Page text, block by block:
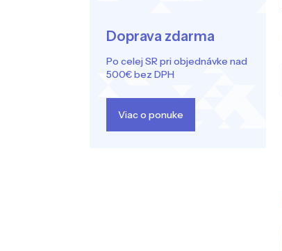
Doprava zdarma
Po celej SR pri objednávke nad
500€ bez DPH
Viac o ponuke